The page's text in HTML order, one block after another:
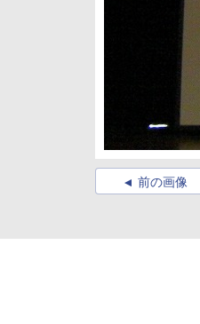
前の画像